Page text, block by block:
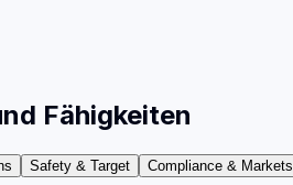
Fähigkeiten
Safety & Target Compliance & Markets